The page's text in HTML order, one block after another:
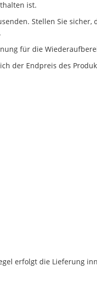
ist.
Stellen Sie sicher,
für die
der Endpreis des
erfolgt die Lieferung